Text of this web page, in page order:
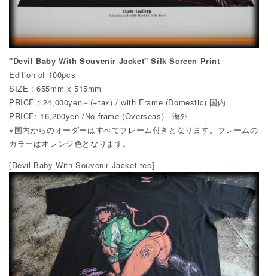
"Devil Baby With Souvenir Jacket" Silk Screen Print
Edition of 100pcs
SIZE : 655mm x 515mm
PRICE : 24,000yen－(+tax) / with Frame (Domestic) 国内
PRICE: 16,200yen /No frame (Overseas) 海外
※国内からのオーダーはすべてフレーム付きとなります。フレームの
カラーはオレンジ色となります。
[Devil Baby With Souvenir Jacket-tee]